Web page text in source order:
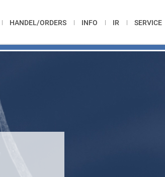
HANDEL/ORDERS INFO IR SERVICE